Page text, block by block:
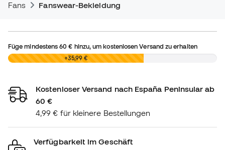
Fans Fanswear-Bekleidung
Füge mindestens60 € hinzu, um kostenlosen Versand zu erhalten
0,00 € +35,99 €
Kostenloser Versand nach España Peninsular ab
60 €
4,99 € für kleinere Bestellungen
Verfügbarkeit im Geschäft